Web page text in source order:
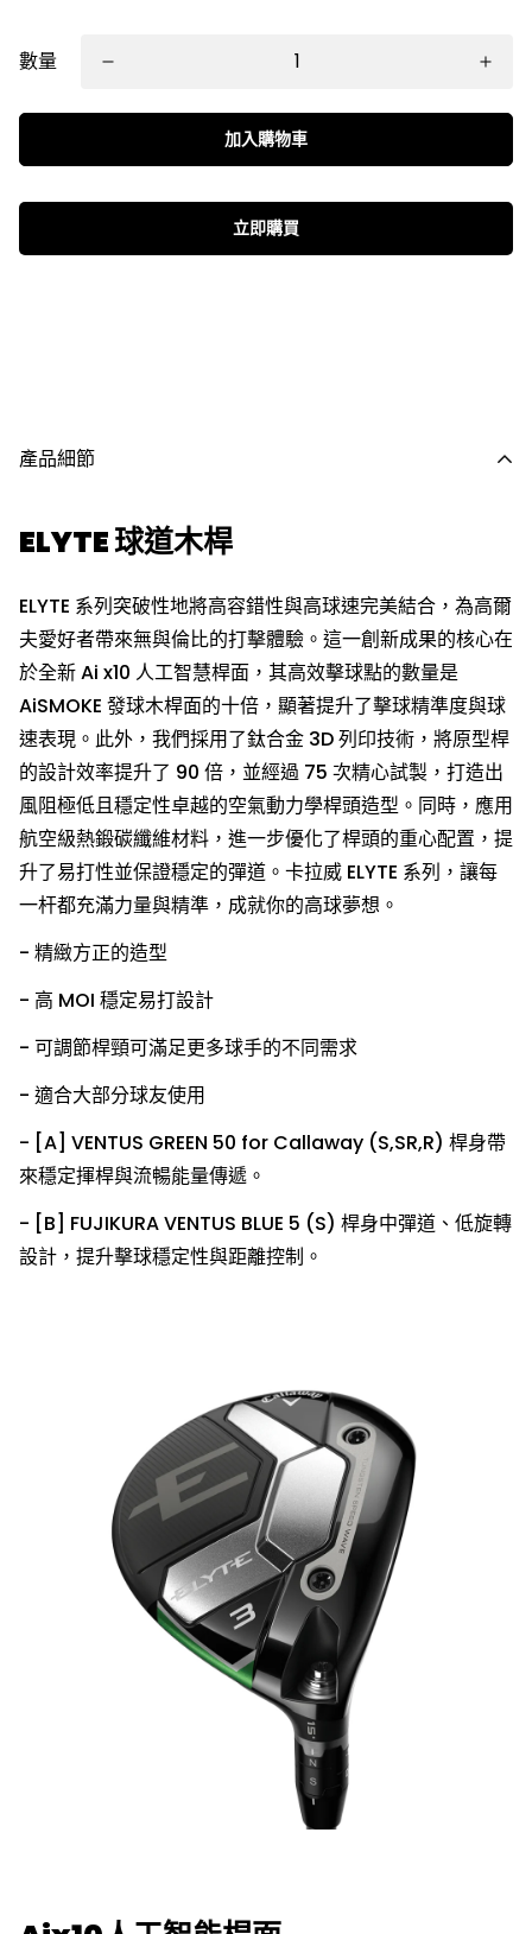
數量
加入購物車
立即購買
產品細節
ELYTE 球道木桿
ELYTE 系列突破性地將高容錯性與高球速完美結合，為高爾
夫愛好者帶來無與倫比的打擊體驗。這一創新成果的核心在
於全新 Ai x10 人工智慧桿面，其高效擊球點的數量是
AiSMOKE 發球木桿面的十倍，顯著提升了擊球精準度與球
速表現。此外，我們採用了鈦合金 3D 列印技術，將原型桿
的設計效率提升了 90 倍，並經過 75 次精心試製，打造出
風阻極低且穩定性卓越的空氣動力學桿頭造型。同時，應用
航空級熱鍛碳纖維材料，進一步優化了桿頭的重心配置，提
升了易打性並保證穩定的彈道。卡拉威 ELYTE 系列，讓每
一杆都充滿力量與精準，成就你的高球夢想。
- 精緻方正的造型
- 高 MOI 穩定易打設計
- 可調節桿頸可滿足更多球手的不同需求
- 適合大部分球友使用
- [A] VENTUS GREEN 50 for Callaway (S,SR,R) 桿身帶
來穩定揮桿與流暢能量傳遞。
- [B] FUJIKURA VENTUS BLUE 5 (S) 桿身中彈道、低旋轉
設計，提升擊球穩定性與距離控制。